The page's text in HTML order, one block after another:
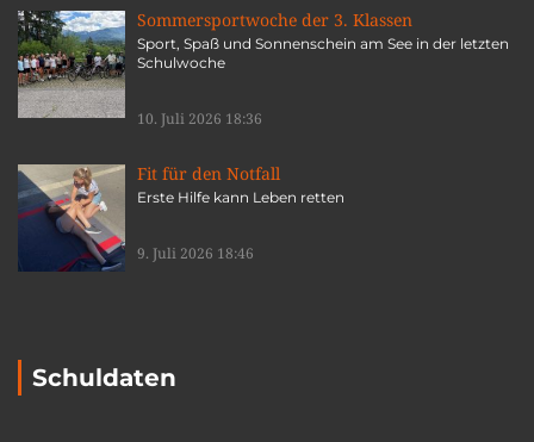
Sommersportwoche der 3. Klassen
Sport, Spaß und Sonnenschein am See in der letzten
Schulwoche
10. Juli 2026 18:36
Fit für den Notfall
Erste Hilfe kann Leben retten
9. Juli 2026 18:46
Schuldaten